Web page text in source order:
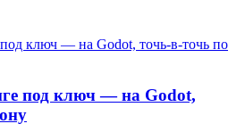
под ключ — на Godot,